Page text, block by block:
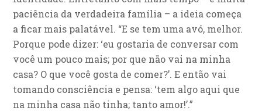
paciência da verdadeira família – a ideia começa
a ficar mais palatável. “E se tem uma avó, melhor.
Porque pode dizer: ‘eu gostaria de conversar com
você um pouco mais; por que não vai na minha
casa? O que você gosta de comer?’. E então vai
tomando consciência e pensa: ‘tem algo aqui que
na minha casa não tinha; tanto amor!’.”